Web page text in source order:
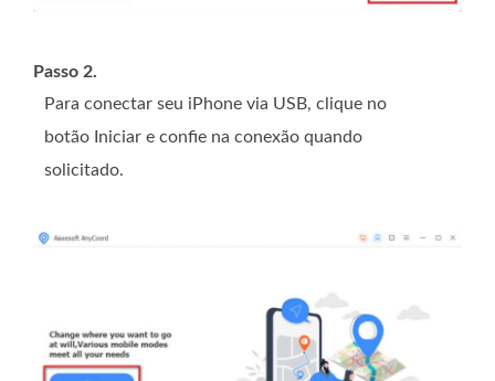
Passo 2.
Para conectar seu iPhone via USB, clique no
botão Iniciar e confie na conexão quando
solicitado.